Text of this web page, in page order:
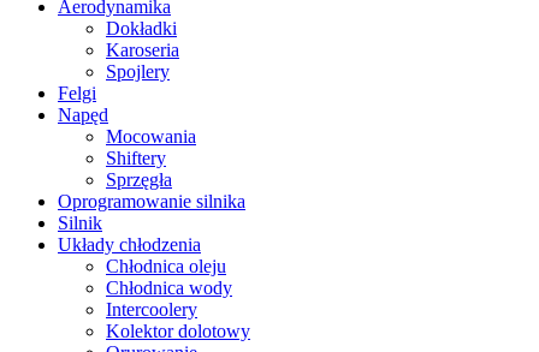
Aerodynamika
Dokładki
Karoseria
Spojlery
Felgi
Napęd
Mocowania
Shiftery
Sprzęgła
Oprogramowanie silnika
Silnik
Układy chłodzenia
Chłodnica oleju
Chłodnica wody
Intercoolery
Kolektor dolotowy